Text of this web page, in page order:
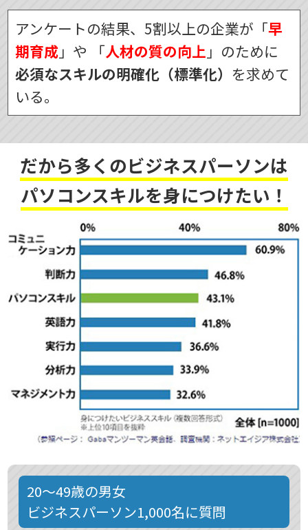
アンケートの結果、5割以上の企業が「早
期育成 」や 「人材の質の向上 」のために
必須なスキルの明確化（標準化） を求めて
いる。
だから多くのビジネスパーソンは
パソコンスキルを身につけたい！
20～49歳の男女
ビジネスパーソン1,000名に質問